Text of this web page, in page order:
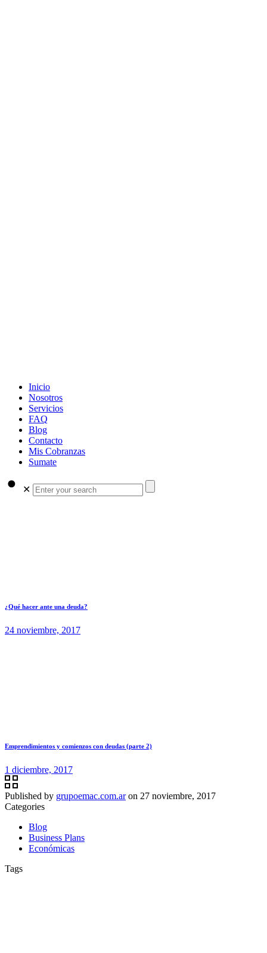
Inicio
Nosotros
Servicios
FAQ
Blog
Contacto
Mis Cobranzas
Sumate
✕
¿Qué hacer ante una deuda?
24 noviembre, 2017
Emprendimientos y comienzos con deudas (parte 2)
1 diciembre, 2017
Published by grupoemac.com.ar on 27 noviembre, 2017
Categories
Blog
Business Plans
Económicas
Tags